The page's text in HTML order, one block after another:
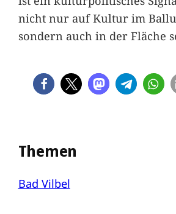
nicht nur auf Kultur im
sondern auch in der Fläche
Themen
Bad Vilbel